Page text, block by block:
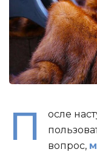
П
осле
вопрос,